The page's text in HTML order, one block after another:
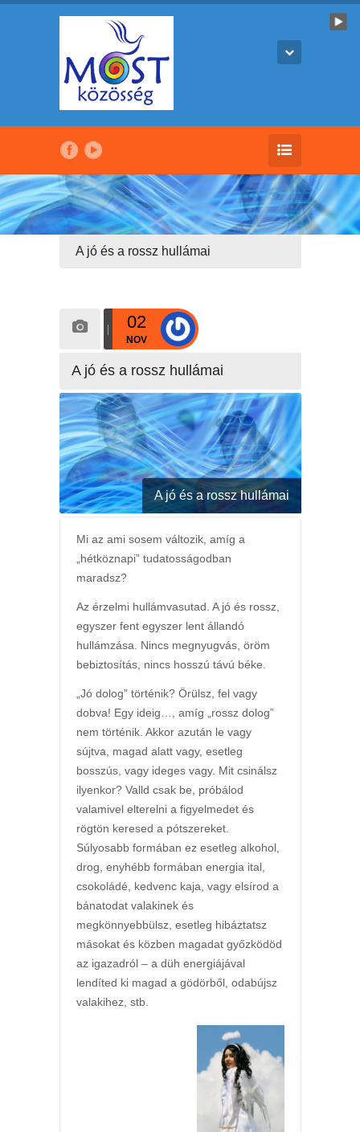
A jó és a rossz hullámai
02
NOV
A jó és a rossz hullámai
A jó és a rossz hullámai
Mi az ami sosem változik, amíg a
„hétköznapi” tudatosságodban
maradsz?
Az érzelmi hullámvasutad. A jó és rossz,
egyszer fent egyszer lent állandó
hullámzása. Nincs megnyugvás, öröm
bebiztosítás, nincs hosszú távú béke.
„Jó dolog” történik? Örülsz, fel vagy
dobva! Egy ideig…, amíg „rossz dolog”
nem történik. Akkor azután le vagy
sújtva, magad alatt vagy, esetleg
bosszús, vagy ideges vagy. Mit csinálsz
ilyenkor? Valld csak be, próbálod
valamivel elterelni a figyelmedet és
rögtön keresed a pótszereket.
Súlyosabb formában ez esetleg alkohol,
drog, enyhébb formában energia ital,
csokoládé, kedvenc kaja, vagy elsírod a
bánatodat valakinek és
megkönnyebbülsz, esetleg hibáztatsz
másokat és közben magadat győzködöd
az igazadról – a düh energiájával
lendíted ki magad a gödörből, odabújsz
valakihez, stb.